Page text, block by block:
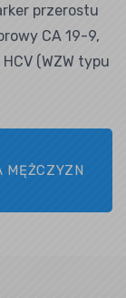
przerostu
CA 19-9,
(WZW typu
MĘŻCZYZN